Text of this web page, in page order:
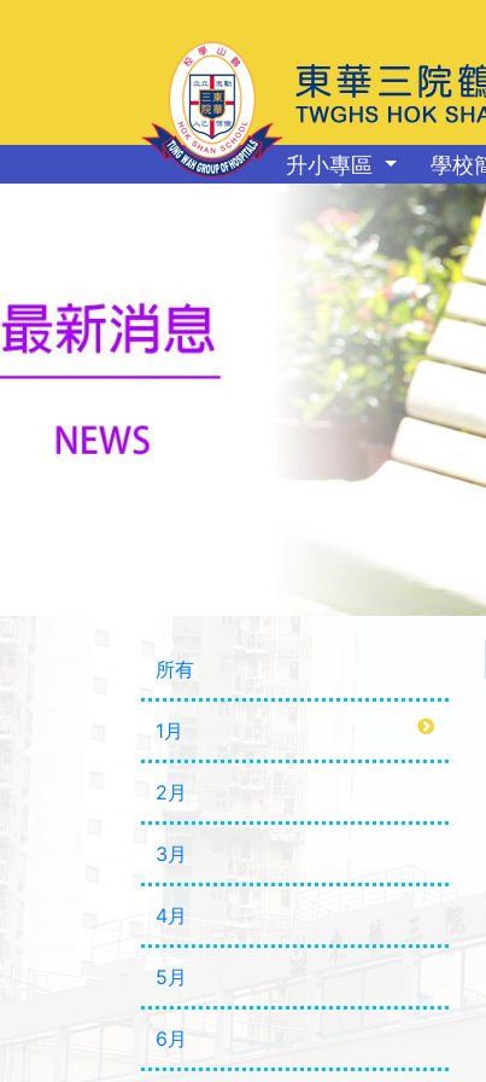
升小專區 學校
所有
1月
2月
3月
4月
5月
6月